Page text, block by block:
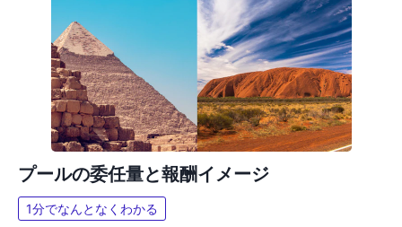
プールの委任量と報酬イメージ
1分でなんとなくわかる